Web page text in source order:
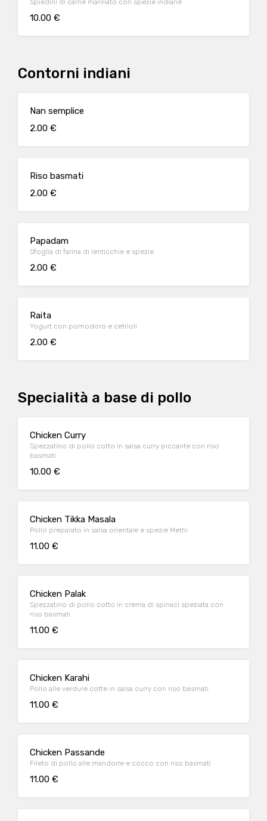
Spiedini di carne marinato con spezie indiane
10.00 €
Contorni indiani
Nan semplice
2.00 €
Riso basmati
2.00 €
Papadam
Sfoglia di farina di lenticchie e spezie
2.00 €
Raita
Yogurt con pomodoro e cetrioli
2.00 €
Specialità a base di pollo
Chicken Curry
Spezzatino di pollo cotto in salsa curry piccante con riso
basmati
10.00 €
Chicken Tikka Masala
Pollo preparato in salsa orientale e spezie Methi
11.00 €
Chicken Palak
Spezzatino di pollo cotto in crema di spinaci speziata con
riso basmati
11.00 €
Chicken Karahi
Pollo alle verdure cotte in salsa curry con riso basmati
11.00 €
Chicken Passande
Fileto di pollo alle mandorle e cocco con riso basmati
11.00 €